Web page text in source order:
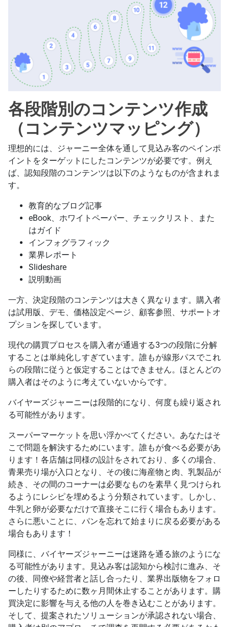
各段階別のコンテンツ作成
（コンテンツマッピング）
理想的には、ジャーニー全体を通して見込み客のペインポ
イントをターゲットにしたコンテンツが必要です。例え
ば、認知段階のコンテンツは以下のようなものが含まれま
す。
教育的なブログ記事
eBook、ホワイトペーパー、チェックリスト、また
はガイド
インフォグラフィック
業界レポート
Slideshare
説明動画
一方、決定段階のコンテンツは大きく異なります。購入者
は試用版、デモ、価格設定ページ、顧客参照、サポートオ
プションを探しています。
現代の購買プロセスを購入者が通過する3つの段階に分解
することは単純化しすぎています。誰もが線形パスでこれ
らの段階に従うと仮定することはできません。ほとんどの
購入者はそのように考えていないからです。
バイヤーズジャーニーは段階的になり、何度も繰り返され
る可能性があります。
スーパーマーケットを思い浮かべてください。あなたはそ
こで問題を解決するためにいます。誰もが食べる必要があ
ります！各店舗は同様の設計をされており、多くの場合、
青果売り場が入口となり、その後に海産物と肉、乳製品が
続き、その間のコーナーは必要なものを素早く見つけられ
るようにレシピを埋めるよう分類されています。しかし、
牛乳と卵が必要なだけで直接そこに行く場合もあります。
さらに悪いことに、パンを忘れて始まりに戻る必要がある
場合もあります！
同様に、バイヤーズジャーニーは迷路を通る旅のようにな
る可能性があります。見込み客は認知から検討に進み、そ
の後、同僚や経営者と話し合ったり、業界出版物をフォロ
ーしたりするために数ヶ月間休止することがあります。購
買決定に影響を与える他の人を巻き込むことがあります。
そして、提案されたソリューションが承認されない場合、